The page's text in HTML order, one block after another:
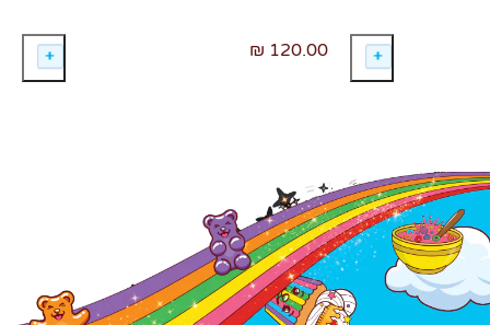
120.00 ₪